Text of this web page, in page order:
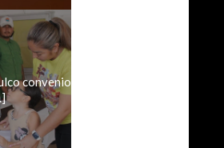
convenio